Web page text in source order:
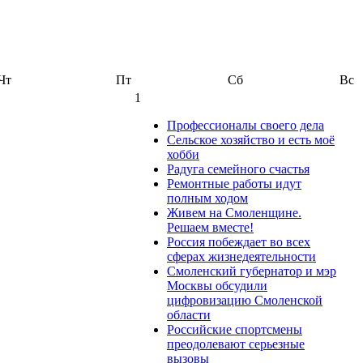
Пт Сб
Вс
1
Профессионалы своего дела
Сельское хозяйство и есть моё
хобби
Радуга семейного счастья
Ремонтные работы идут
полным ходом
Живем на Смоленщине.
Решаем вместе!
Россия побеждает во всех
сферах жизнедеятельности
Смоленский губернатор и мэр
Москвы обсудили
цифровизацию Смоленской
области
Российские спортсмены
преодолевают серьезные
вызовы